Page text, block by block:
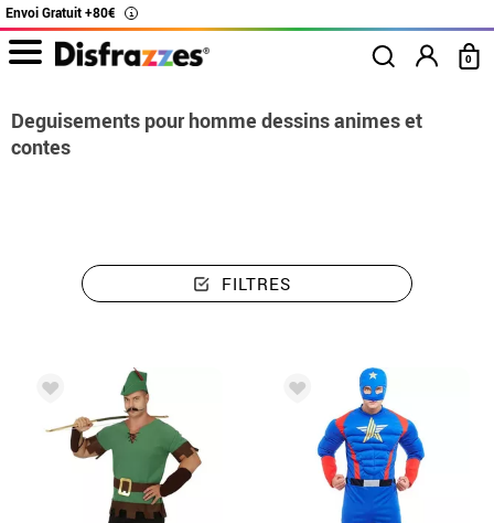
Envoi Gratuit +80€ i
0
Deguisements pour homme dessins animes et
contes
FILTRES